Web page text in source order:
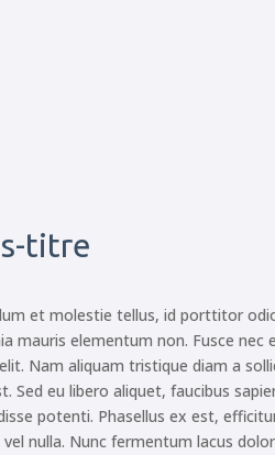
titre
et molestie tellus, id porttitor
mauris elementum non. Fusce
Nam aliquam tristique diam a
Sed eu libero aliquet, faucibus
potenti. Phasellus ex est,
vel nulla. Nunc fermentum lacus